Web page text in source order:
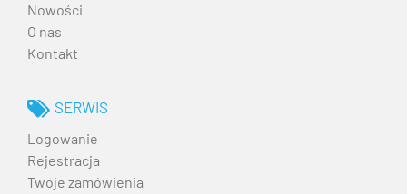
Nowości
O nas
Kontakt
SERWIS
Logowanie
Rejestracja
Twoje zamówienia